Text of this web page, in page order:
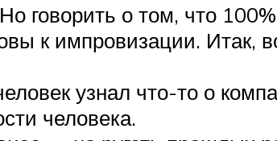
говорить о том, что
к импровизации. Итак,
узнал что-то о
человека.